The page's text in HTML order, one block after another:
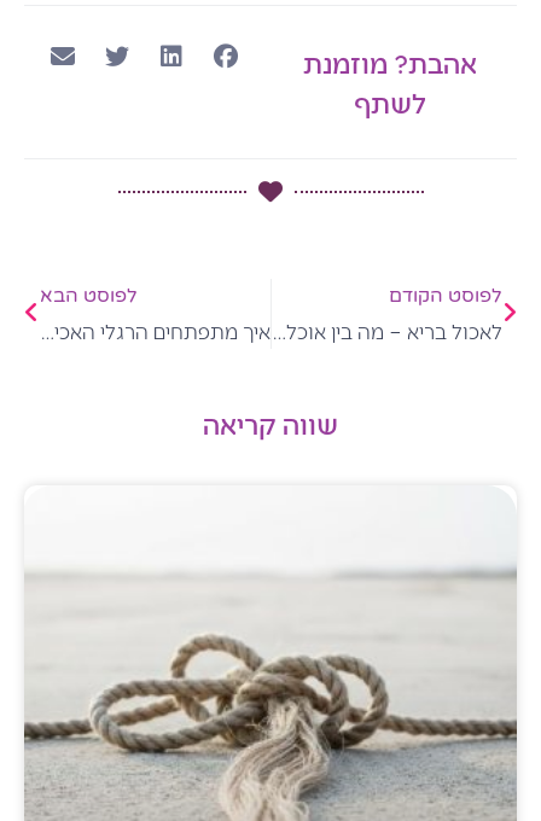
אהבת? מוזמנת
לשתף
לפוסט הקודם
לאכול בריא – מה בין אוכל בריא לאכילה בריאה?
לפוסט הבא
איך מתפתחים הרגלי האכילה הרגשית אצל ילדים
שווה קריאה